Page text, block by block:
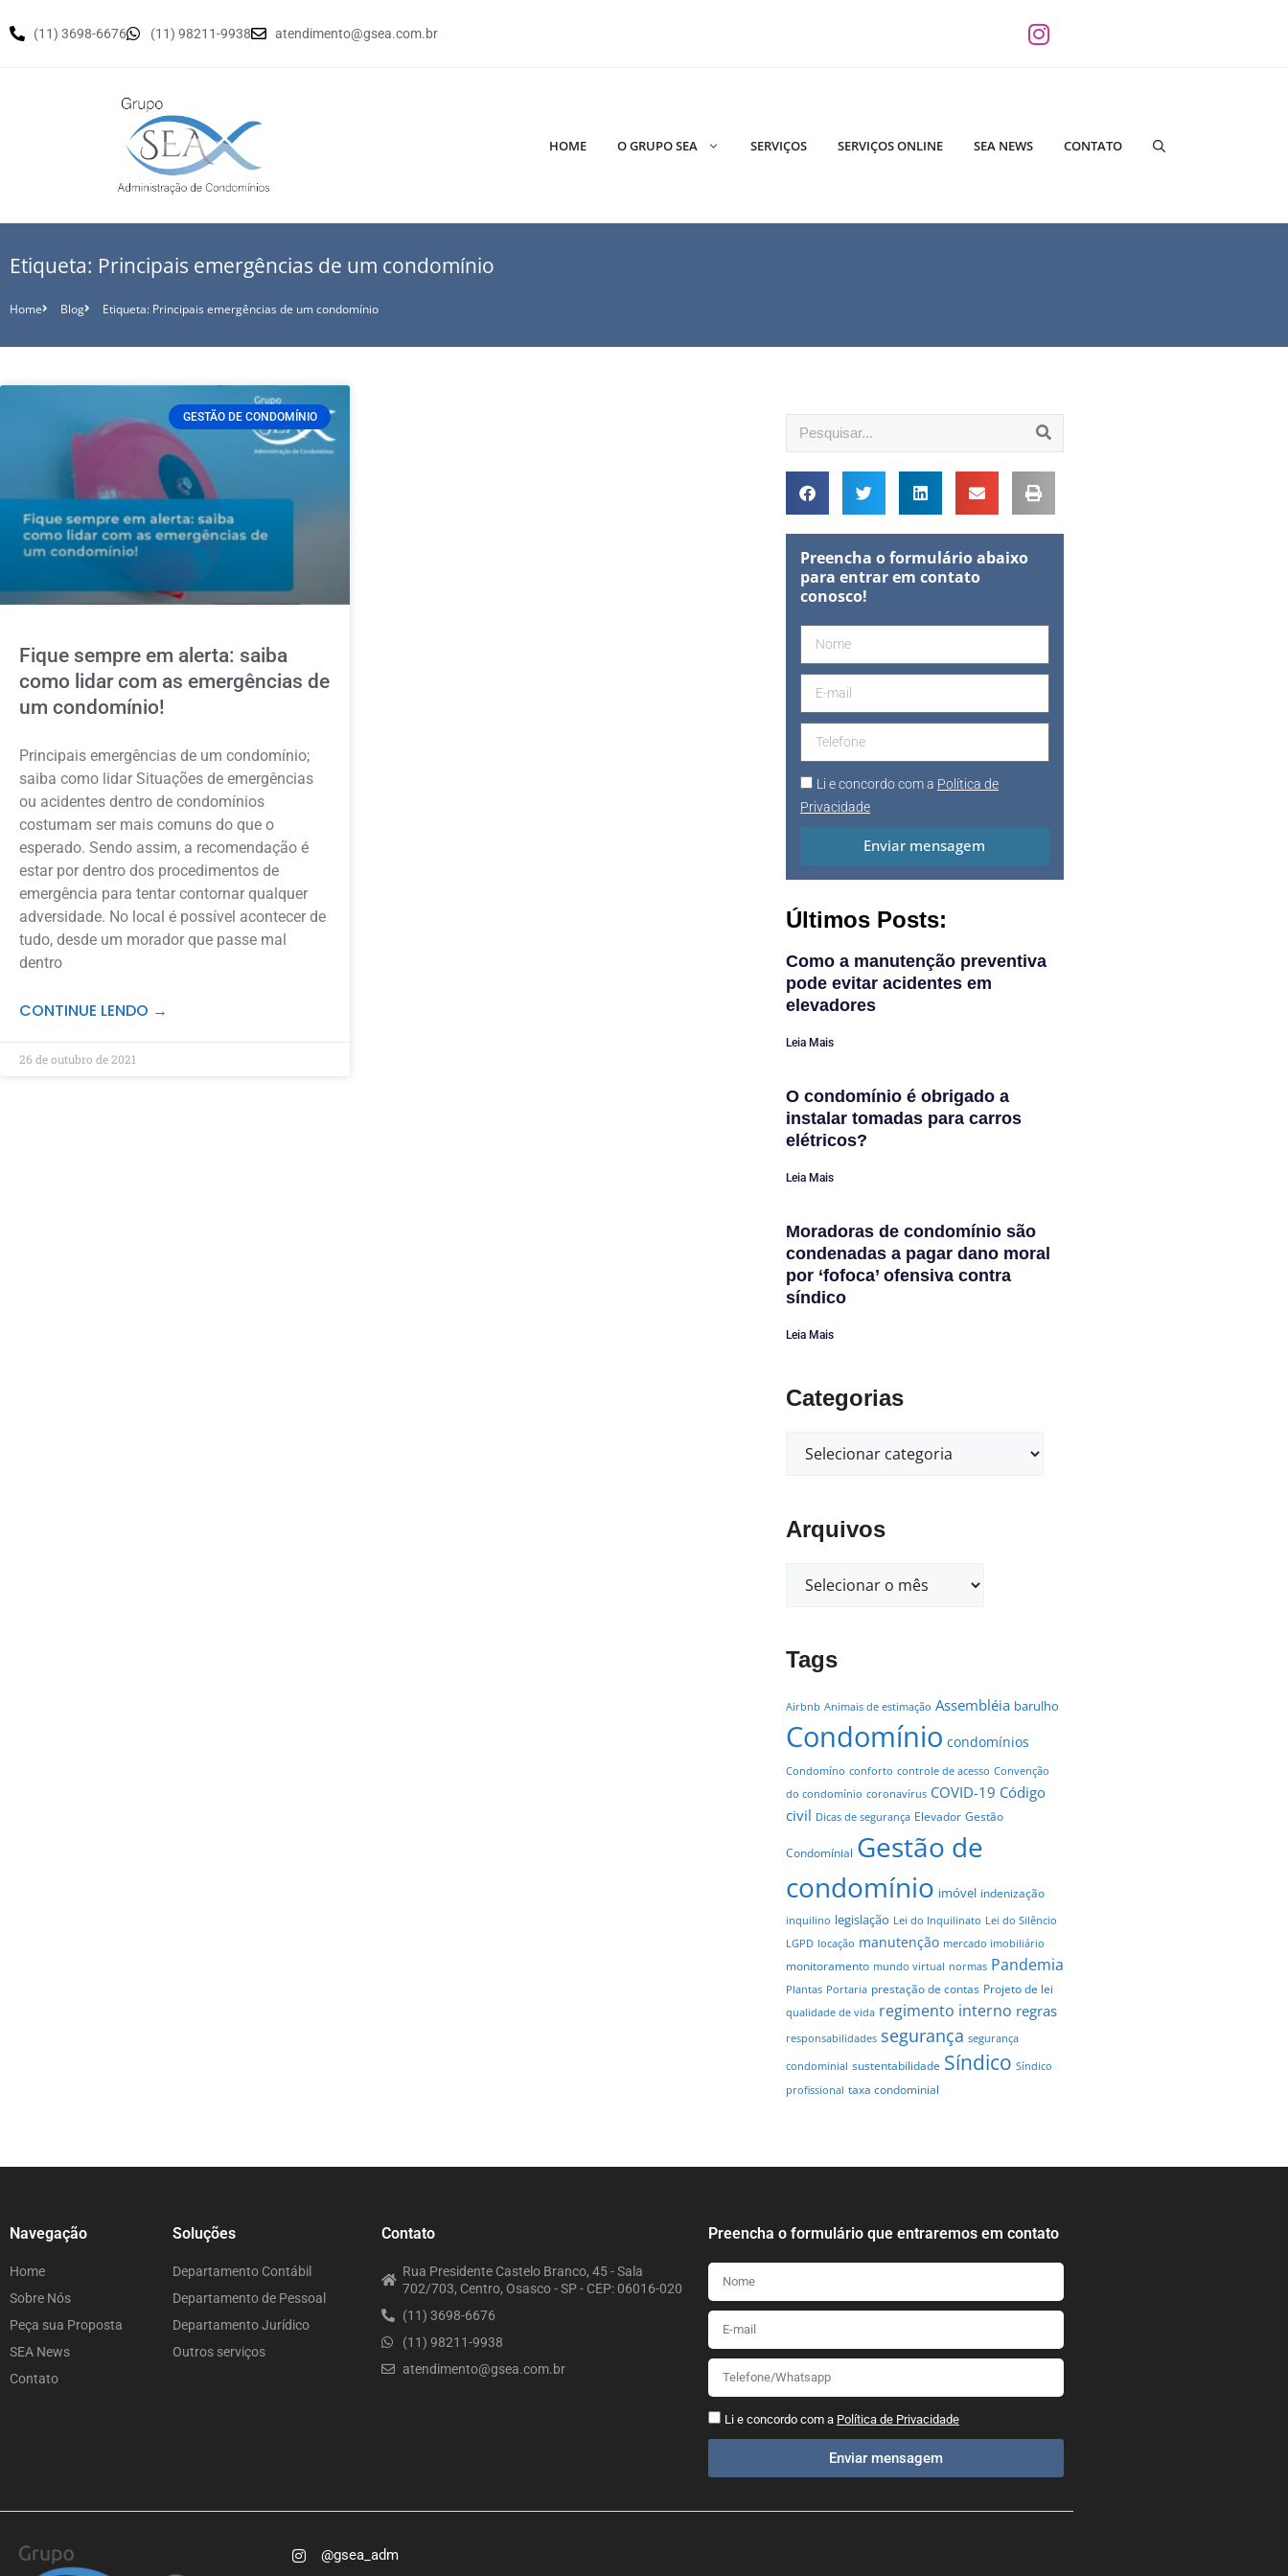
(11) 3698-6676 (11) 98211-9938 atendimento@gsea.com.br
HOME O GRUPO SEA SERVIÇOS SERVIÇOS ONLINE SEA NEWS CONTATO
Etiqueta: Principais emergências de um condomínio
Home Blog Etiqueta: Principais emergências de um condomínio
GESTÃO DE CONDOMÍNIO
Fique sempre em alerta: saiba
como lidar com as emergências de
um condomínio!
Principais emergências de um condomínio;
saiba como lidar Situações de emergências
ou acidentes dentro de condomínios
costumam ser mais comuns do que o
esperado. Sendo assim, a recomendação é
estar por dentro dos procedimentos de
emergência para tentar contornar qualquer
adversidade. No local é possível acontecer de
tudo, desde um morador que passe mal
dentro
CONTINUE LENDO →
26 de outubro de 2021
Preencha o formulário abaixo
para entrar em contato
conosco!
Li e concordo com a Política de
Privacidade
Enviar mensagem
Últimos Posts:
Como a manutenção preventiva
pode evitar acidentes em
elevadores
Leia Mais
O condomínio é obrigado a
instalar tomadas para carros
elétricos?
Leia Mais
Moradoras de condomínio são
condenadas a pagar dano moral
por ‘fofoca’ ofensiva contra
síndico
Leia Mais
Categorias
Arquivos
Tags
Airbnb Animais de estimação Assembléia barulho
Condomínio condomínios
Condomíno conforto controle de acesso Convenção
do condomínio coronavírus COVID-19 Código
civil Dicas de segurança Elevador Gestão
Condomínial Gestão de
condomínio imóvel indenização
inquilino legislação Lei do Inquilinato Lei do Silêncio
LGPD locação manutenção mercado imobiliário
monitoramento mundo virtual normas Pandemia
Plantas Portaria prestação de contas Projeto de lei
qualidade de vida regimento interno regras
responsabilidades segurança segurança
condominial sustentabilidade Síndico Síndico
profissional taxa condominial
Navegação
Home
Sobre Nós
Peça sua Proposta
SEA News
Contato
Soluções
Departamento Contábil
Departamento de Pessoal
Departamento Jurídico
Outros serviços
Contato
Rua Presidente Castelo Branco, 45 - Sala
702/703, Centro, Osasco - SP - CEP: 06016-020
(11) 3698-6676
(11) 98211-9938
atendimento@gsea.com.br
Preencha o formulário que entraremos em contato
Li e concordo com a Política de Privacidade
Enviar mensagem
@gsea_adm